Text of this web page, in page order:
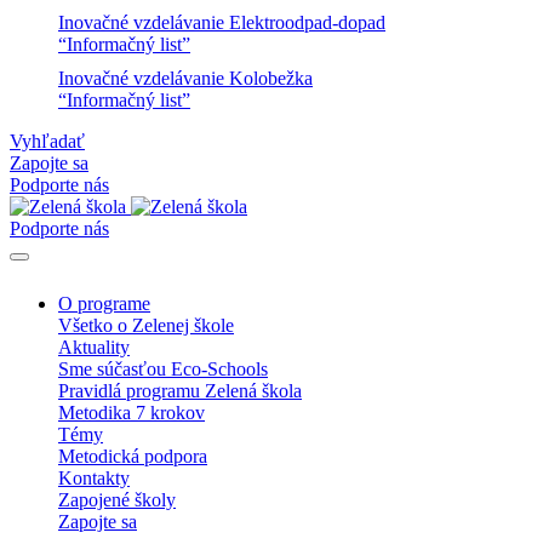
Inovačné vzdelávanie Elektroodpad-dopad
“Informačný list”
Inovačné vzdelávanie Kolobežka
“Informačný list”
Vyhľadať
Zapojte sa
Podporte nás
Podporte nás
O programe
Všetko o Zelenej škole
Aktuality
Sme súčasťou Eco-Schools
Pravidlá programu Zelená škola
Metodika 7 krokov
Témy
Metodická podpora
Kontakty
Zapojené školy
Zapojte sa